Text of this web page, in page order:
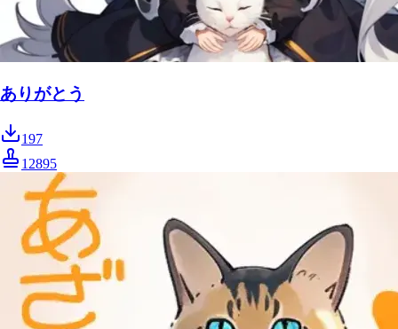
ありがとう
197
12895